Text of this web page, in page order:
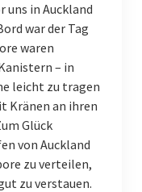
uns in Auckland
war der Tag
waren
– in
leicht zu tragen
Kränen an ihren
Glück
von Auckland
zu verteilen,
zu verstauen.